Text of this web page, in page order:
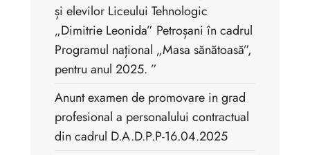
și elevilor Liceului Tehnologic
„Dimitrie Leonida” Petroșani în cadrul
Programul național „Masa sănătoasă”,
pentru anul 2025. ”
Anunt examen de promovare in grad
profesional a personalului contractual
din cadrul D.A.D.P.P-16.04.2025